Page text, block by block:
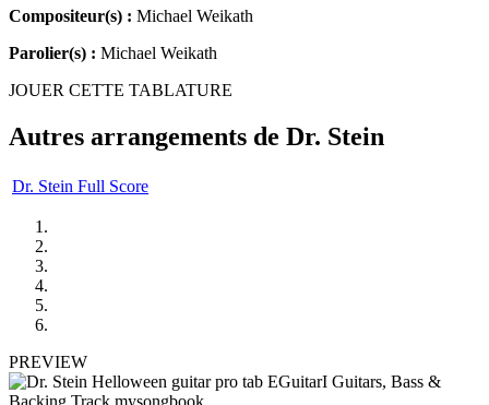
Compositeur(s) : Michael Weikath
Parolier(s) : Michael Weikath
JOUER CETTE TABLATURE
Autres arrangements de Dr. Stein
Dr. Stein Full Score
PREVIEW